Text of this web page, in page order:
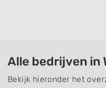
Alle bedrijven in
Bekijk hieronder het